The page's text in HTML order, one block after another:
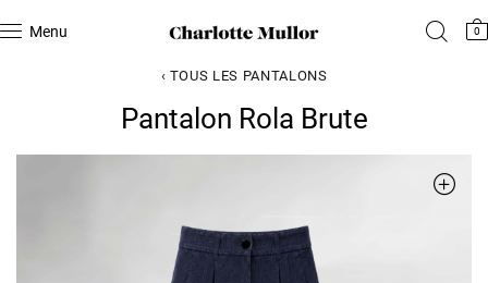
Menu 0
‹ TOUS LES PANTALONS
Pantalon Rola Brute